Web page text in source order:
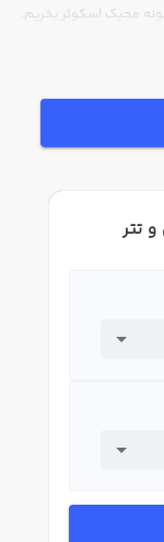
مجیک اسکوئر بخریم،
دارد تا بتوانید
تتر